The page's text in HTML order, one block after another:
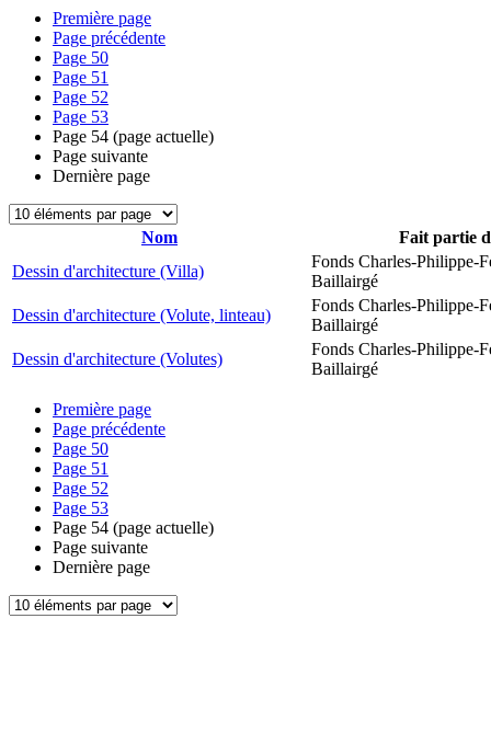
Première page
Page précédente
Page 50
Page 51
Page 52
Page 53
Page 54 (page actuelle)
Page suivante
Dernière page
Nom
Fait partie
Dessin d'architecture (Villa)
Fonds Charles-Philippe-
Baillairgé
Dessin d'architecture (Volute, linteau)
Fonds Charles-Philippe-
Baillairgé
Dessin d'architecture (Volutes)
Fonds Charles-Philippe-
Baillairgé
Première page
Page précédente
Page 50
Page 51
Page 52
Page 53
Page 54 (page actuelle)
Page suivante
Dernière page